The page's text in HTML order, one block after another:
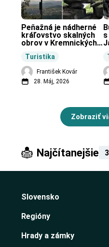
Turistika
Peňažná je nádherné
kráľovstvo skalných
obrov v Kremnických
František Kovár
28. Máj, 2026
s
Zobraziť
Najčítanejšie
Slovensko
Regióny
Hrady a zámky